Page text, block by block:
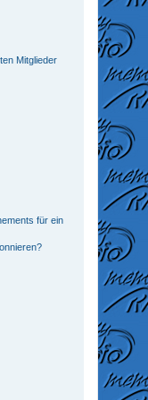
Mitglieder
für ein